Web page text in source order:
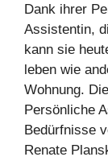
Dank ihrer
Assistentin,
kann sie
leben wie
Wohnung. Die
Persönliche
Bedürfnisse
Renate